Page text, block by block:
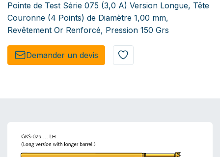
Pointe de Test Série 075 (3,0 A) Version Longue, Tête
Couronne (4 Points) de Diamètre 1,00 mm,
Revêtement Or Renforcé, Pression 150 Grs
Demander un de​​vis​​